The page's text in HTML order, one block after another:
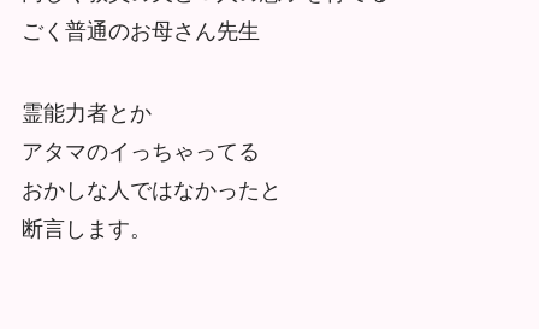
ごく普通のお母さん先生
霊能力者とか
アタマのイっちゃってる
おかしな人ではなかったと
断言します。